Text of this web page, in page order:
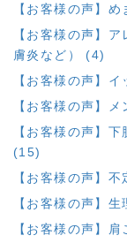
【お客様の声】
【お客様の声】
膚炎など） (4)
【お客様の声】
【お客様の声】
【お客様の声】
(15)
【お客様の声】
【お客様の声】
【お客様の声】